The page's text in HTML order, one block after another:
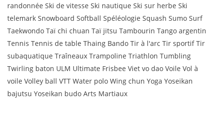
randonnée Ski de vitesse Ski nautique Ski sur herbe Ski
telemark Snowboard Softball Spéléologie Squash Sumo Surf
Taekwondo Taï chi chuan Taï jitsu Tambourin Tango argentin
Tennis Tennis de table Thaing Bando Tir à l'arc Tir sportif Tir
subaquatique Traîneaux Trampoline Triathlon Tumbling
Twirling baton ULM Ultimate Frisbee Viet vo dao Voile Vol à
voile Volley ball VTT Water polo Wing chun Yoga Yoseikan
bajutsu Yoseikan budo Arts Martiaux